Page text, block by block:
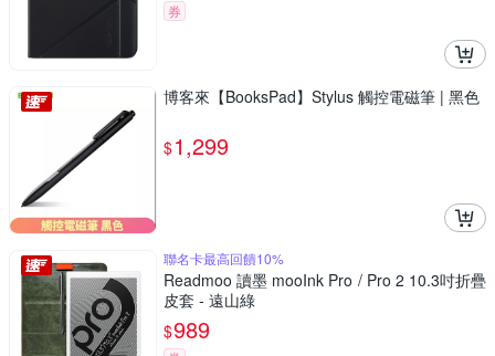
券
博客來【BooksPad】Stylus 觸控電磁筆 | 黑色
$1,299
聯名卡最高回饋10%
Readmoo 讀墨 mooInk Pro / Pro 2 10.3吋折疊
皮套 - 遠山綠
$989